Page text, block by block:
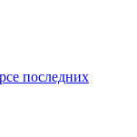
последних